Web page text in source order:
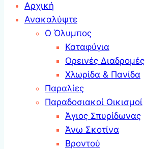
Αρχική
Ανακαλύψτε
Ο Όλυμπος
Καταφύγια
Ορεινές Διαδρομές
Χλωρίδα & Πανίδα
Παραλίες
Παραδοσιακοί Οικισμοί
Άγιος Σπυρίδωνας
Άνω Σκοτίνα
Βροντού